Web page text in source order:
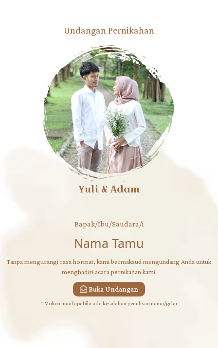
SABTU
11 | 02 | 2023
Kepada Yth.
Bapak/Ibu/Saudara/i
Nama Tamu
Di Tempat
Yuli & Adam
Bapak/Ibu/Saudara/i
Nama Tamu
Tanpa mengurangi rasa hormat, kami bermaksud mengundang Anda untuk
menghadiri acara pernikahan kami.
Buka Undangan